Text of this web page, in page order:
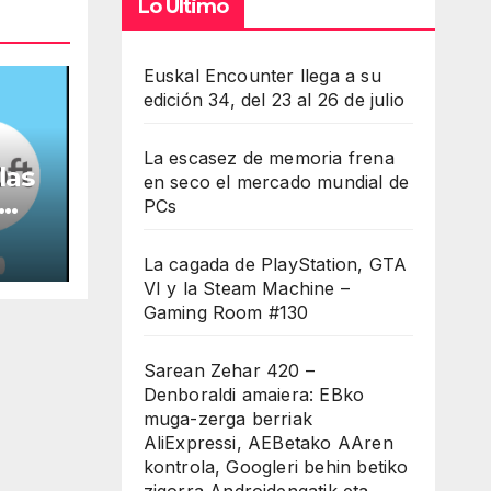
Lo Último
Euskal Encounter llega a su
edición 34, del 23 al 26 de julio
La escasez de memoria frena
en seco el mercado mundial de
PCs
La cagada de PlayStation, GTA
VI y la Steam Machine –
Gaming Room #130
Sarean Zehar 420 –
Denboraldi amaiera: EBko
muga-zerga berriak
AliExpressi, AEBetako AAren
kontrola, Googleri behin betiko